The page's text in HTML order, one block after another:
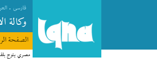
فارسی .
وکالة
الصفحة
مصري يتوج بلقب